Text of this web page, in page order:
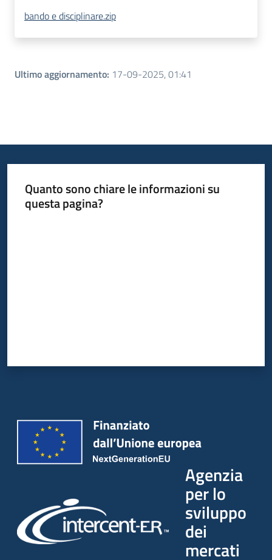
bando e disciplinare.zip
Ultimo aggiornamento: 17-09-2025, 01:41
Quanto sono chiare le informazioni su
questa pagina?
Agenzia
per lo
sviluppo
dei
mercati